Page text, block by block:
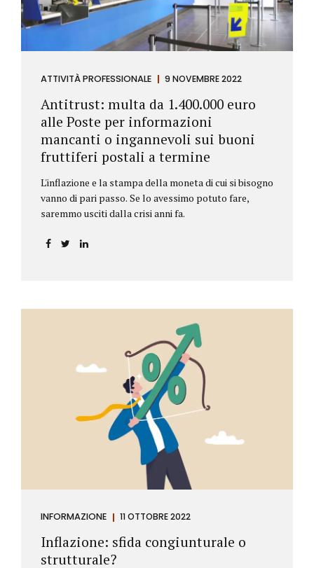
ATTIVITÀ PROFESSIONALE 9 NOVEMBRE 2022
Antitrust: multa da 1.400.000 euro
alle Poste per informazioni
mancanti o ingannevoli sui buoni
fruttiferi postali a termine
L'inflazione e la stampa della moneta di cui si bisogno
vanno di pari passo. Se lo avessimo potuto fare,
saremmo usciti dalla crisi anni fa.
INFORMAZIONE 11 OTTOBRE 2022
Inflazione: sfida congiunturale o
strutturale?